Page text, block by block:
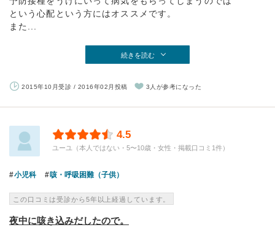
という心配という方にはオススメです。
また...
続きを読む
2015年10月受診 / 2016年02月投稿 3人が参考になった
4.5
ユーユ（本人ではない・5〜10歳・女性・掲載口コミ1件）
小児科 咳・呼吸困難（子供）
この口コミは受診から5年以上経過しています。
夜中に咳き込みだしたので。